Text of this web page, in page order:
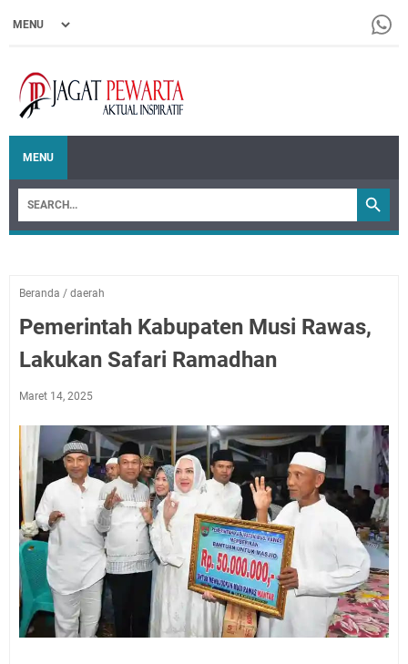
MENU
Beranda / daerah
Pemerintah Kabupaten Musi Rawas,
Lakukan Safari Ramadhan
Maret 14, 2025